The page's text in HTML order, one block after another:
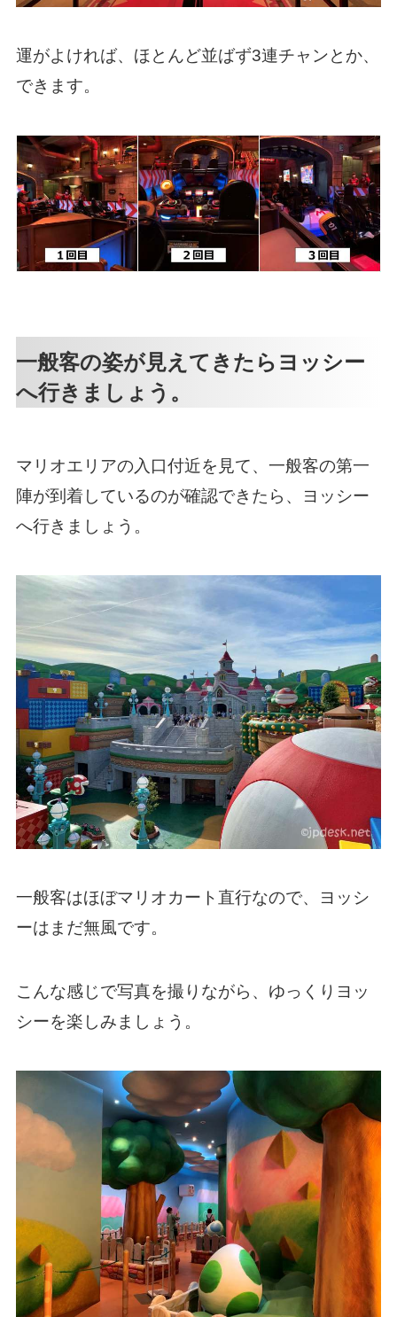
運がよければ、ほとんど並ばず3連チャンとか、
できます。
一般客の姿が見えてきたらヨッシー
へ行きましょう。
マリオエリアの入口付近を見て、一般客の第一
陣が到着しているのが確認できたら、ヨッシー
へ行きましょう。
一般客はほぼマリオカート直行なので、ヨッシ
ーはまだ無風です。
こんな感じで写真を撮りながら、ゆっくりヨッ
シーを楽しみましょう。